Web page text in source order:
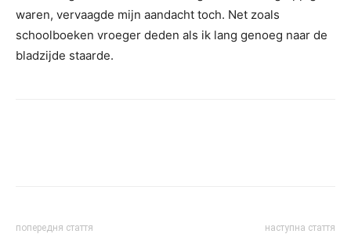
waren, vervaagde mijn aandacht toch. Net zoals
schoolboeken vroeger deden als ik lang genoeg naar de
bladzijde staarde.
попередня стаття наступна стаття